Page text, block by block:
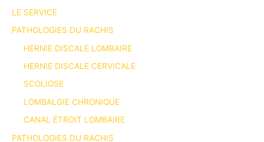
LE SERVICE
PATHOLOGIES DU RACHIS
HERNIE DISCALE LOMBAIRE
HERNIE DISCALE CERVICALE
SCOLIOSE
LOMBALGIE CHRONIQUE
CANAL ÉTROIT LOMBAIRE
PATHOLOGIES DU RACHIS